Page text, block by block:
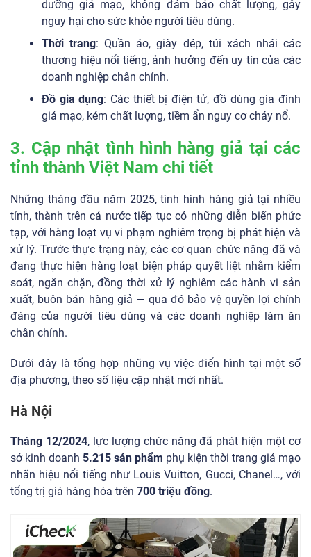
dưỡng giả mạo, không đảm bảo chất lượng, gây
nguy hại cho sức khỏe người tiêu dùng.
Thời trang: Quần áo, giày dép, túi xách nhái các
thương hiệu nổi tiếng, ảnh hưởng đến uy tín của các
doanh nghiệp chân chính.
Đồ gia dụng: Các thiết bị điện tử, đồ dùng gia đình
giả mạo, kém chất lượng, tiềm ẩn nguy cơ cháy nổ.
3. Cập nhật tình hình hàng giả tại các
tỉnh thành Việt Nam chi tiết
Những tháng đầu năm 2025, tình hình hàng giả tại nhiều
tỉnh, thành trên cả nước tiếp tục có những diễn biến phức
tạp, với hàng loạt vụ vi phạm nghiêm trọng bị phát hiện và
xử lý. Trước thực trạng này, các cơ quan chức năng đã và
đang thực hiện hàng loạt biện pháp quyết liệt nhằm kiểm
soát, ngăn chặn, đồng thời xử lý nghiêm các hành vi sản
xuất, buôn bán hàng giả — qua đó bảo vệ quyền lợi chính
đáng của người tiêu dùng và các doanh nghiệp làm ăn
chân chính.
Dưới đây là tổng hợp những vụ việc điển hình tại một số
địa phương, theo số liệu cập nhật mới nhất.
Hà Nội
Tháng 12/2024, lực lượng chức năng đã phát hiện một cơ
sở kinh doanh 5.215 sản phẩm phụ kiện thời trang giả mạo
nhãn hiệu nổi tiếng như Louis Vuitton, Gucci, Chanel…, với
tổng trị giá hàng hóa trên 700 triệu đồng.